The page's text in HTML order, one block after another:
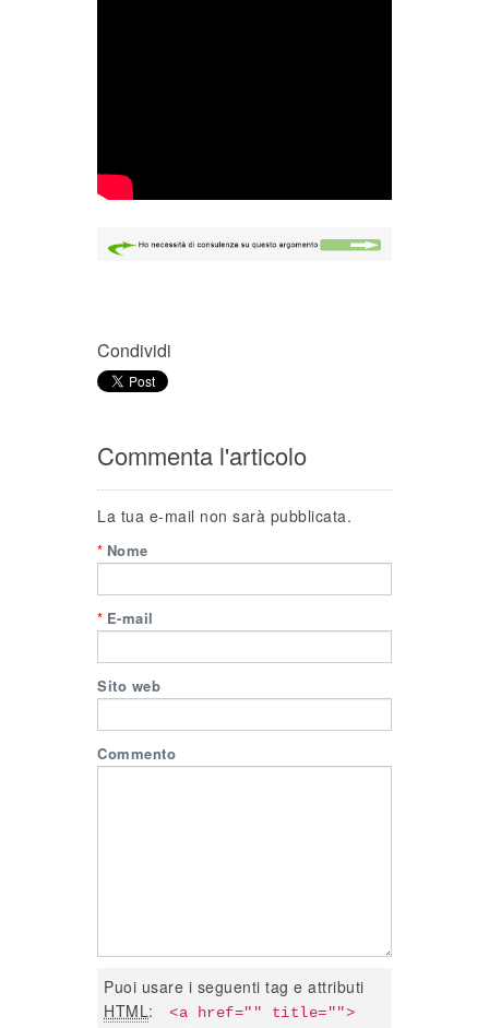
Condividi
Commenta l'articolo
La tua e-mail non sarà pubblicata.
* Nome
* E-mail
Sito web
Commento
Puoi usare i seguenti tag e attributi
HTML:
<a href="" title="">